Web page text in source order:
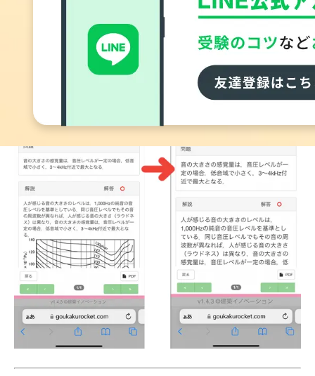
■ フォントサイズ「最大（1.4倍）」を選択すると、次のようなサイズ